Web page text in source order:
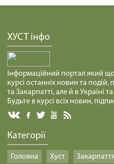
29.01.2025
Посвятити себе
29.01.2025
ХУСТ інфо
Інформаційний портал який
курсі останніх новин та подій,
та Закарпатті, але й в Україні та
Будьте в курсі всіх новин,
Категорії
Головна Хуст